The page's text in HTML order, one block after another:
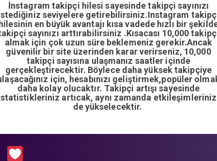
İnstagram takipçi hilesi sayesinde takipçi sayınızı
seviyelere getirebilirsiniz.Instagram
en büyük avantajı kısa vadede hızlı bir
sayınızı arttırabilirsiniz .Kısacası 10,000
almak için çok uzun süre beklemeniz gerekir.Ancak
güvenilir bir site üzerinden karar verirseniz, 10,000
takipçi sayısına ulaşmanız saatler içinde
gerçekleştirecektir. Böylece daha yüksek takipçiye
için, hesabınızı geliştirmek,popüler
daha kolay olucaktır. Takipçi artışı sayesinde
artıcak, aynı zamanda
de yükselecektir.